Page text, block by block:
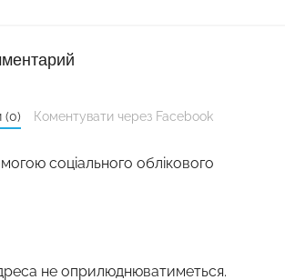
(0) Коментувати через Facebook
соціального облікового
не оприлюднюватиметься.